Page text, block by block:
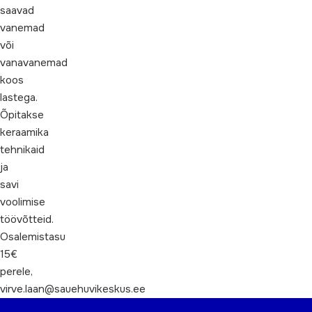
saavad
vanemad
või
vanavanemad
koos
lastega.
Õpitakse
keraamika
tehnikaid
ja
savi
voolimise
töövõtteid.
Osalemistasu
15€
perele,
virve.laan@sauehuvikeskus.ee